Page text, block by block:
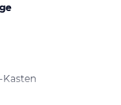
Kasten